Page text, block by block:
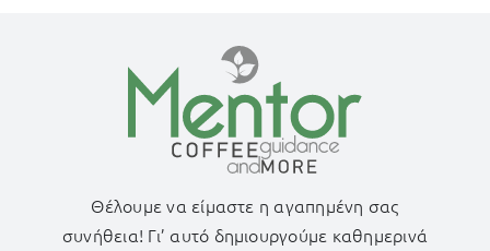
Θέλουμε να είμαστε η αγαπημένη σας
συνήθεια! Γι’ αυτό δημιουργούμε καθημερινά